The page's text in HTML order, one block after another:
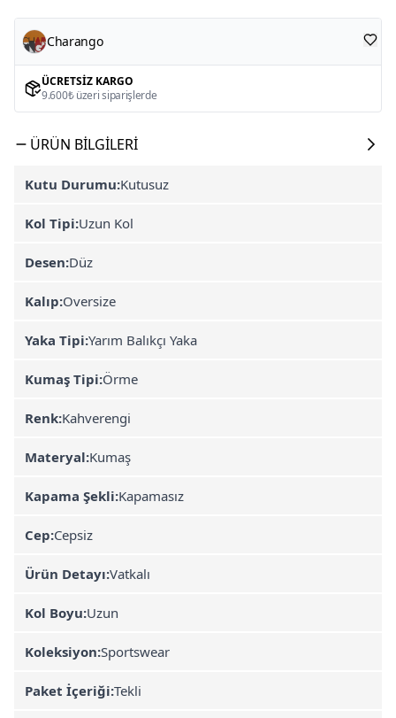
Charango
ÜCRETSIZ KARGO
9.600₺ üzeri siparişlerde
ÜRÜN BILGILERI
Kutu Durumu:Kutusuz
Kol Tipi:Uzun Kol
Desen:Düz
Kalıp:Oversize
Yaka Tipi:Yarım Balıkçı Yaka
Kumaş Tipi:Örme
Renk:Kahverengi
Materyal:Kumaş
Kapama Şekli:Kapamasız
Cep:Cepsiz
Ürün Detayı:Vatkalı
Kol Boyu:Uzun
Koleksiyon:Sportswear
Paket İçeriği:Tekli